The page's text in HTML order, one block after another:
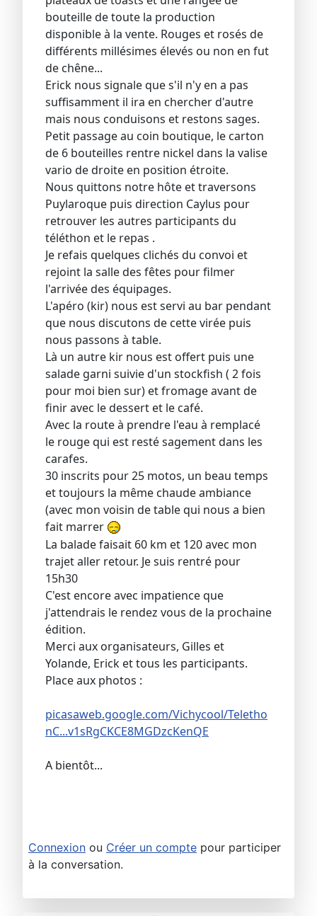
bouteille de toute la production
disponible à la vente. Rouges et rosés de
différents millésimes élevés ou non en fut
de chêne...
Erick nous signale que s'il n'y en a pas
suffisamment il ira en chercher d'autre
mais nous conduisons et restons sages.
Petit passage au coin boutique, le carton
de 6 bouteilles rentre nickel dans la valise
vario de droite en position étroite.
Nous quittons notre hôte et traversons
Puylaroque puis direction Caylus pour
retrouver les autres participants du
téléthon et le repas .
Je refais quelques clichés du convoi et
rejoint la salle des fêtes pour filmer
l'arrivée des équipages.
L'apéro (kir) nous est servi au bar pendant
que nous discutons de cette virée puis
nous passons à table.
Là un autre kir nous est offert puis une
salade garni suivie d'un stockfish ( 2 fois
pour moi bien sur) et fromage avant de
finir avec le dessert et le café.
Avec la route à prendre l'eau à remplacé
le rouge qui est resté sagement dans les
carafes.
30 inscrits pour 25 motos, un beau temps
et toujours la même chaude ambiance
(avec mon voisin de table qui nous a bien
fait marrer
La balade faisait 60 km et 120 avec mon
trajet aller retour. Je suis rentré pour
15h30
C'est encore avec impatience que
j'attendrais le rendez vous de la prochaine
édition.
Merci aux organisateurs, Gilles et
Yolande, Erick et tous les participants.
Place aux photos :
picasaweb.google.com/Vichycool/Teletho
nC...v1sRgCKCE8MGDzcKenQE
A bientôt...
Connexion ou Créer un compte pour participer
à la conversation.